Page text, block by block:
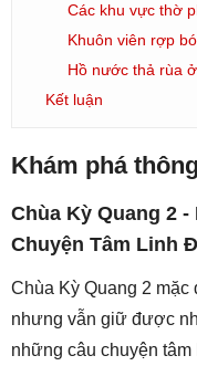
Các khu vực thờ
Khuôn viên rợp
Hồ nước thả rùa
Kết luận
Khám phá
Chùa Kỳ Quang 2
Chuyện Tâm Linh
Chùa Kỳ Quang 2 mặc
nhưng vẫn giữ được
những câu chuyện